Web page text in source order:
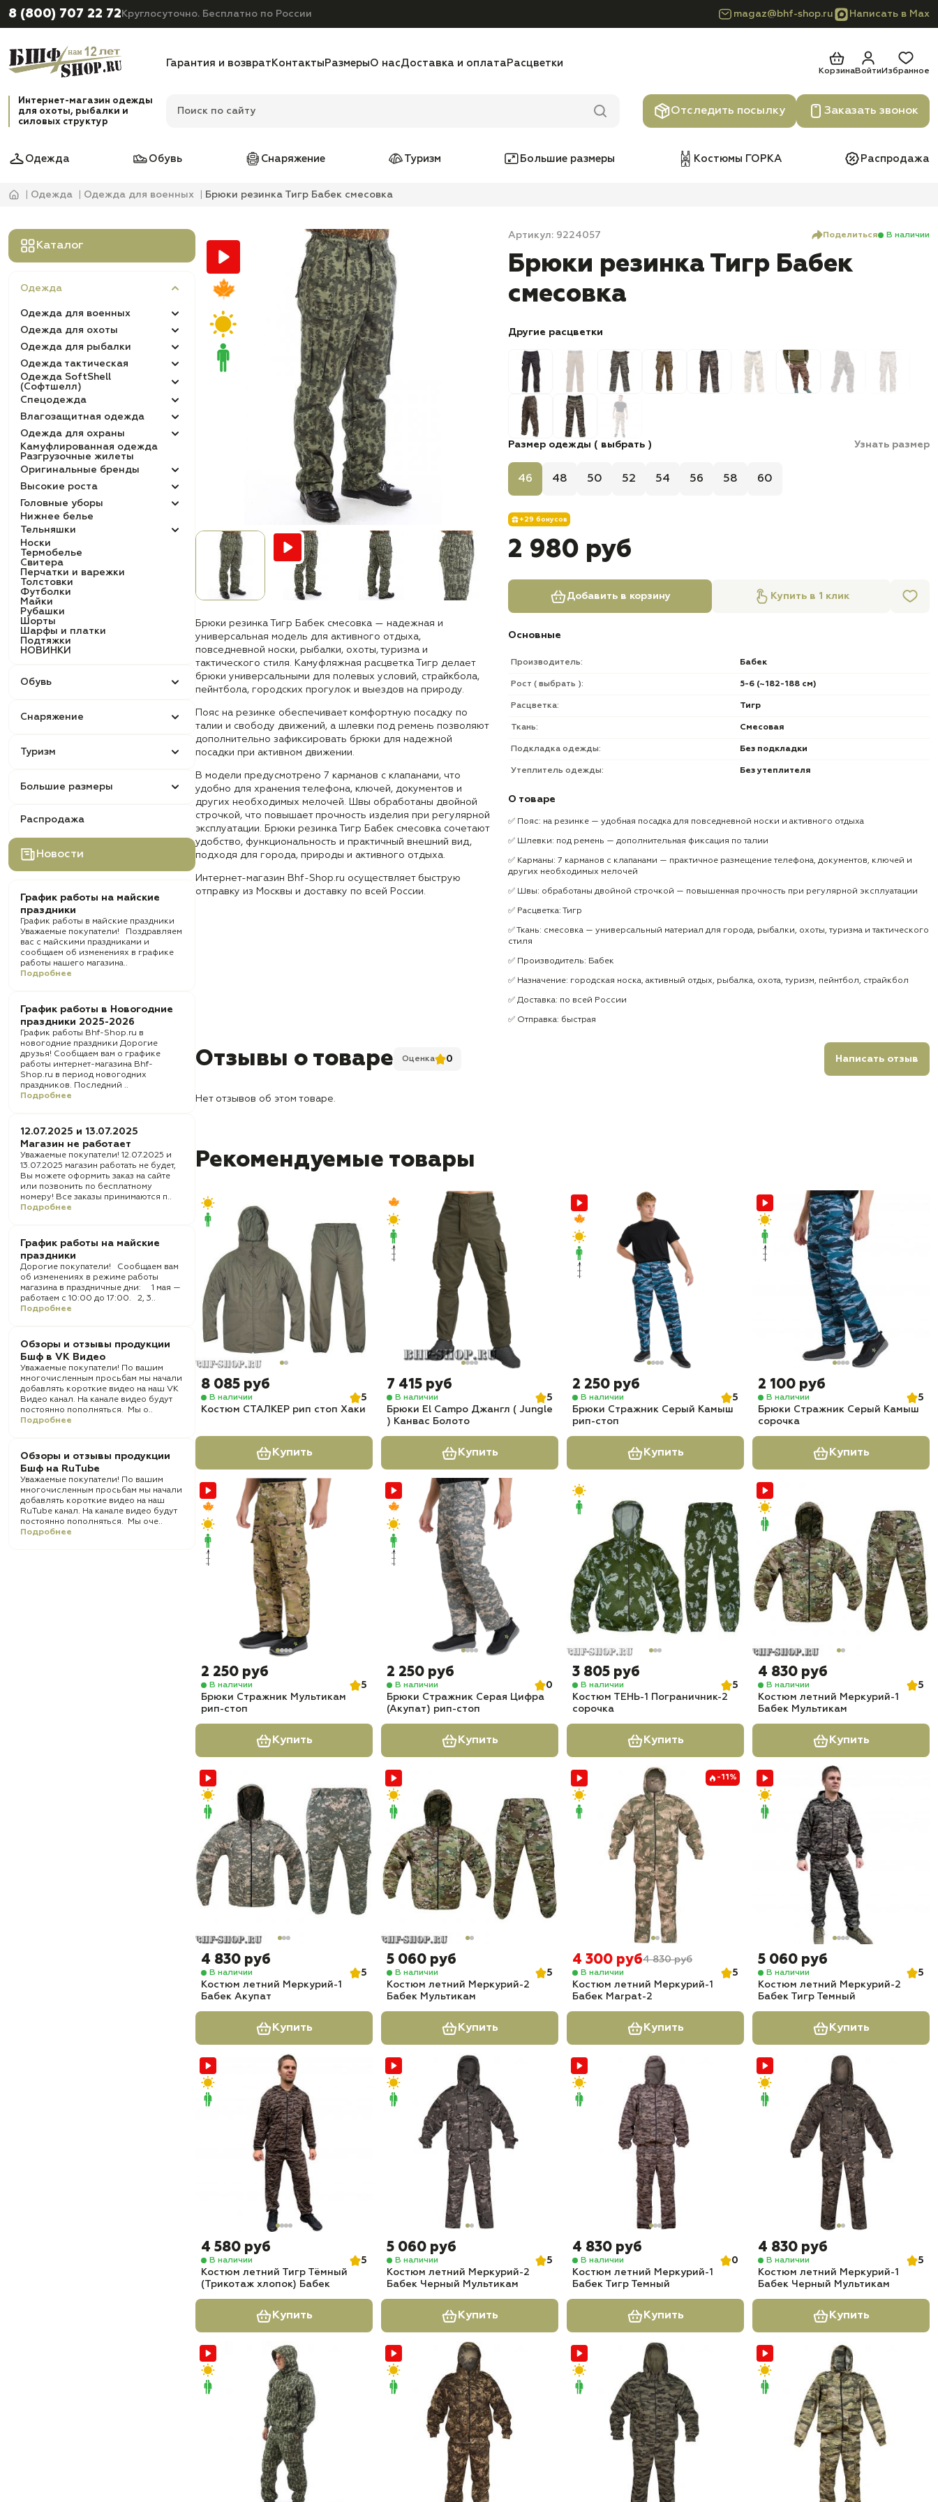
8 (800) 707 22 72 Круглосуточно. Бесплатно по России magaz@bhf-shop.ru Написать в Max
Гарантия и возврат Контакты РазмерыО насДоставка и оплата Расцветки
КорзинаВойти Избранное
Интернет-магазин одежды
для охоты, рыбалки и
силовых структур
Отследить посылку Заказать звонок
Одежда Обувь Снаряжение Туризм Большие размеры Костюмы ГОРКА Распродажа
Одежда Одежда для военных Брюки резинка Тигр Бабек смесовка
Каталог
Одежда
Одежда для военных
Одежда для охоты
Одежда для рыбалки
Одежда тактическая
Одежда SoftShell
(Софтшелл)
Спецодежда
Влагозащитная одежда
Одежда для охраны
Камуфлированная одежда
Разгрузочные жилеты
Оригинальные бренды
Высокие роста
Головные уборы
Нижнее белье
Тельняшки
Носки
Термобелье
Свитера
Перчатки и варежки
Толстовки
Футболки
Майки
Рубашки
Шорты
Шарфы и платки
Подтяжки
НОВИНКИ
Обувь
Снаряжение
Туризм
Большие размеры
Распродажа
Новости
График работы на майские
праздники
График работы в майские праздники
Уважаемые покупатели! Поздравляем
вас с майскими праздниками и
сообщаем об изменениях в графике
работы нашего магазина..
Подробнее
График работы в Новогодние
праздники 2025-2026
График работы Bhf-Shop.ru в
новогодние праздники Дорогие
друзья! Сообщаем вам о графике
работы интернет-магазина Bhf-
Shop.ru в период новогодних
праздников. Последний ..
Подробнее
12.07.2025 и 13.07.2025
Магазин не работает
Уважаемые покупатели! 12.07.2025 и
13.07.2025 магазин работать не будет,
Вы можете оформить заказ на сайте
или позвонить по бесплатному
номеру! Все заказы принимаются п..
Подробнее
График работы на майские
праздники
Дорогие покупатели! Сообщаем вам
об изменениях в режиме работы
магазина в праздничные дни: 1 мая —
работаем с 10:00 до 17:00. 2, 3..
Подробнее
Обзоры и отзывы продукции
Бшф в VK Видео
Уважаемые покупатели! По вашим
многочисленным просьбам мы начали
добавлять короткие видео на наш VK
Видео канал. На канале видео будут
постоянно пополняться. Мы о..
Подробнее
Обзоры и отзывы продукции
Бшф на RuTube
Уважаемые покупатели! По вашим
многочисленным просьбам мы начали
добавлять короткие видео на наш
RuTube канал. На канале видео будут
постоянно пополняться. Мы оче..
Подробнее
Брюки резинка Тигр Бабек смесовка — надежная и
универсальная модель для активного отдыха,
повседневной носки, рыбалки, охоты, туризма и
тактического стиля. Камуфляжная расцветка Тигр делает
брюки универсальными для полевых условий, страйкбола,
пейнтбола, городских прогулок и выездов на природу.
Пояс на резинке обеспечивает комфортную посадку по
талии и свободу движений, а шлевки под ремень позволяют
дополнительно зафиксировать брюки для надежной
посадки при активном движении.
В модели предусмотрено 7 карманов с клапанами, что
удобно для хранения телефона, ключей, документов и
других необходимых мелочей. Швы обработаны двойной
строчкой, что повышает прочность изделия при регулярной
эксплуатации. Брюки резинка Тигр Бабек смесовка сочетают
удобство, функциональность и практичный внешний вид,
подходя для города, природы и активного отдыха.
Интернет-магазин Bhf-Shop.ru осуществляет быструю
отправку из Москвы и доставку по всей России.
Артикул: 9224057 Поделиться В наличии
Брюки резинка Тигр Бабек
смесовка
Другие расцветки
Размер одежды ( выбрать ) Узнать размер
46 48 50 52 54 56 58 60
+29 бонусов
2 980 руб
Добавить в корзину Купить в 1 клик
Основные
Производитель: Бабек
Рост ( выбрать ): 5-6 (~182-188 см)
Расцветка: Тигр
Ткань: Смесовая
Подкладка одежды: Без подкладки
Утеплитель одежды: Без утеплителя
О товаре
✅ Пояс: на резинке — удобная посадка для повседневной носки и активного отдыха
✅ Шлевки: под ремень — дополнительная фиксация по талии
✅ Карманы: 7 карманов с клапанами — практичное размещение телефона, документов, ключей и
других необходимых мелочей
✅ Швы: обработаны двойной строчкой — повышенная прочность при регулярной эксплуатации
✅ Расцветка: Тигр
✅ Ткань: смесовка — универсальный материал для города, рыбалки, охоты, туризма и тактического
стиля
✅ Производитель: Бабек
✅ Назначение: городская носка, активный отдых, рыбалка, охота, туризм, пейнтбол, страйкбол
✅ Доставка: по всей России
✅ Отправка: быстрая
Отзывы о товаре Оценка 0 Написать отзыв
Нет отзывов об этом товаре.
Рекомендуемые товары
8 085 руб
В наличии
5
Костюм СТАЛКЕР рип стоп Хаки
Купить
7 415 руб
В наличии
5
Брюки El Campo Джангл ( Jungle
) Канвас Болото
Купить
2 250 руб
В наличии
5
Брюки Стражник Серый Камыш
рип-стоп
Купить
2 100 руб
В наличии
5
Брюки Стражник Серый Камыш
сорочка
Купить
2 250 руб
В наличии
5
Брюки Стражник Мультикам
рип-стоп
Купить
2 250 руб
В наличии
0
Брюки Стражник Серая Цифра
(Акупат) рип-стоп
Купить
3 805 руб
В наличии
5
Костюм ТЕНЬ-1 Пограничник-2
сорочка
Купить
4 830 руб
В наличии
5
Костюм летний Меркурий-1
Бабек Мультикам
Купить
4 830 руб
В наличии
5
Костюм летний Меркурий-1
Бабек Акупат
Купить
5 060 руб
В наличии
5
Костюм летний Меркурий-2
Бабек Мультикам
Купить
-11%
4 300 руб4 830 руб
В наличии
5
Костюм летний Меркурий-1
Бабек Marpat-2
Купить
5 060 руб
В наличии
5
Костюм летний Меркурий-2
Бабек Тигр Темный
Купить
4 580 руб
В наличии
5
Костюм летний Тигр Тёмный
(Трикотаж хлопок) Бабек
Купить
5 060 руб
В наличии
5
Костюм летний Меркурий-2
Бабек Черный Мультикам
Купить
4 830 руб
В наличии
0
Костюм летний Меркурий-1
Бабек Тигр Темный
Купить
4 830 руб
В наличии
5
Костюм летний Меркурий-1
Бабек Черный Мультикам
Купить